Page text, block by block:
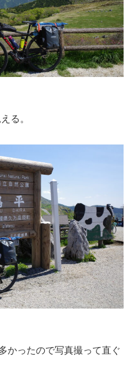
る。
かったので写真撮って直ぐ